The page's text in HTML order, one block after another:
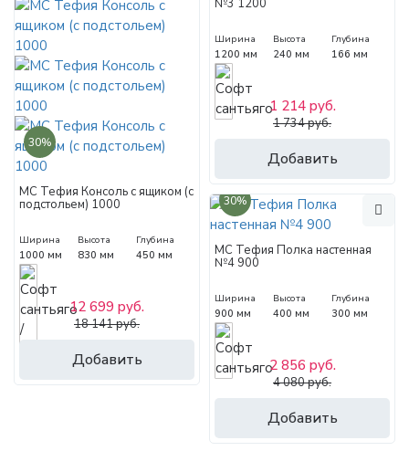
30%
МС Тефия Консоль с ящиком (с
подстольем) 1000
Ширина
1000 мм
Высота
830 мм
Глубина
450 мм
Добавить
12 699 руб.
18 141 руб.
№3 1200
Ширина
1200 мм
Высота
240 мм
Глубина
166 мм
Добавить
1 214 руб.
1 734 руб.
30%
МС Тефия Полка настенная
№4 900
Ширина
900 мм
Высота
400 мм
Глубина
300 мм
Добавить
2 856 руб.
4 080 руб.